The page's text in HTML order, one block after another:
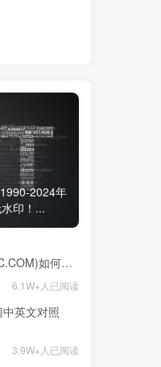
2024年
印！...
如何使
6.1W+人已阅读
英文对照
3.9W+人已阅读